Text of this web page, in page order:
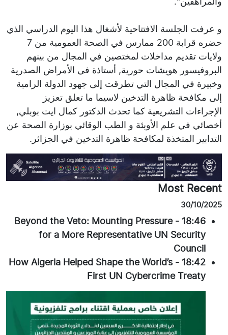
و عرفت الجلسة الافتتاحية لأشغال هذا اليوم الدراسي الذي
حضره قرابة 200 ممارس في الصحة العمومية من 7
ولايات تقديم مداخلات لمختصين في المجال من بينهم
البروفيسور هويشات حورية, أستاذة في الأمراض الصدرية
وخبيرة في المجال التي تطرقت إلى جهود الدولة الرامية
إلى مكافحة ظاهرة التدخين لاسيما ما تعلق تعزيز
الإجراءات التشريعية كما تحدث الدكتور كمال ايت بوبلي,
أخصائي في علم الأوبئة و الطب الوقائي بوزارة الصحة عن
التدابير المتخذة لمكافحة ظاهرة التدخين في الجزائر.
Most Recent
30/10/2025
18:46
-
Beyond the Veto: Mounting Pressure
for a More Representative UN Security
Council
18:42
-
How Algeria Helped Shape the World’s
First UN Cybercrime Treaty